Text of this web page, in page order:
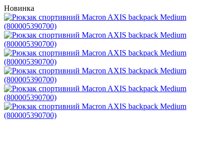
Новинка